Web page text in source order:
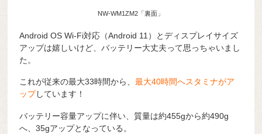
NW-WM1ZM2「裏面」
Android OS Wi-Fi対応（Android 11）とディスプレイサイズ
アップは嬉しいけど、バッテリー大丈夫って思っちゃいまし
た。
これが従来の最大33時間から、最大40時間へスタミナがア
ップしています！
バッテリー容量アップに伴い、質量は約455gから約490g
へ、35gアップとなっている。